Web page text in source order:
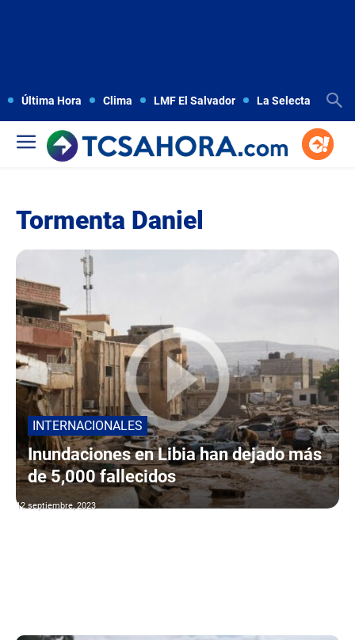
Última Hora Clima LMF El Salvador La Selecta
Tormenta Daniel
INTERNACIONALES
Inundaciones en Libia han dejado más
de 5,000 fallecidos
12 septiembre, 2023